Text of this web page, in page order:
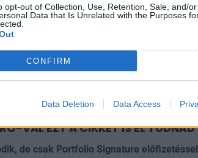
opt-out of Collection, Use, Retention, Sale, and/
Data that Is Unrelated with the Purposes
CONFIRM
Data Deletion Data Access
illeti, Franciaországban 12,
üzemeltet, a régiónkban pedig
Államokban, Brazíliában,
és a Dominikai Köztársaságban
VAL EZT A CIKKET IS EL
de csak Portfolio Signature